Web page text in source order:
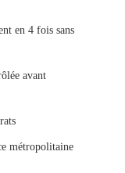
en 4 fois sans
avant
métropolitaine